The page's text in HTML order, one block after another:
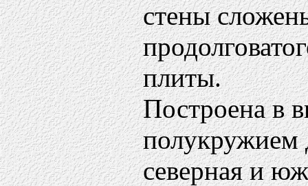
стены
плиты.
Построена в
полукружием
северная и